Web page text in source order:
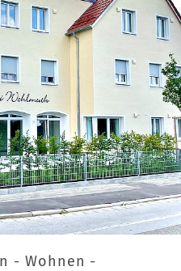
- Wohnen -